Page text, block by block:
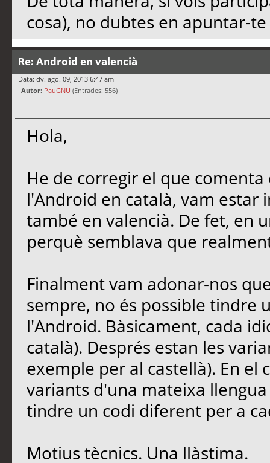
cosa), no dubtes en apuntar-
Re: Android en valencià
Data: dv. ago. 09, 2013 6:47 am
Autor: PauGNU (Entrades: 556)
Hola,
He de corregir el que
l'Android en català, vam estar
també en valencià. De fet, en
perquè semblava que
Finalment vam adonar-nos
sempre, no és possible tindre
l'Android. Bàsicament, cada
català). Després estan les
exemple per al castellà). En el
variants d'una mateixa
tindre un codi diferent per a
Motius tècnics. Una llàstima.